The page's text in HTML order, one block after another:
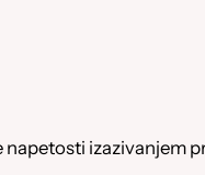
izazivanjem